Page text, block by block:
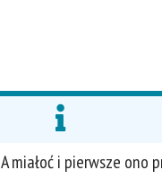
A miałoć i pierwsze ono